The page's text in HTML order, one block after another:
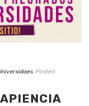
Posted